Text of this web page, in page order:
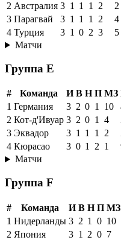
2 Австралия 3 1 1 1 2 2
3 Парагвай 3 1 1 1 2 4
4 Турция 3 1 0 2 3 5
Матчи
Группа E
# Команда И В Н П МЗ
1 Германия 3 2 0 1 10
2 Кот-д'Ивуар 3 2 0 1 4
3 Эквадор 3 1 1 1 2
4 Кюрасао 3 0 1 2 1
Матчи
Группа F
# Команда И В Н П МЗ
1 Нидерланды 3 2 1 0 10
2 Япония 3 1 2 0 7